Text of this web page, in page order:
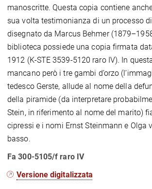
manoscritte. Questa copia contiene
sua volta testimonianza di un processo
disegnato da Marcus Behmer
biblioteca possiede una copia firmata
1912 (K-STE 3539-5120 raro IV). In
mancano però i tre gambi d’orzo
tedesco Gerste, allude al nome della
della piramide (da interpretare
Stein, in riferimento al nome del marito)
cipressi e i nomi Ernst Steinmann e Olga
basso.
Fa 300-5105/f raro IV
Versione digitalizzata